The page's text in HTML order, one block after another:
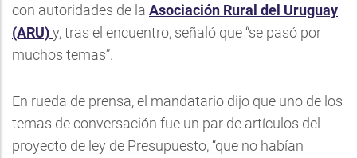
con autoridades de la Asociación Rural del Uruguay
(ARU)y, tras el encuentro, señaló que “se pasó por
muchos temas”.
En rueda de prensa, el mandatario dijo que uno de los
temas de conversación fue un par de artículos del
proyecto de ley de Presupuesto, “que no habían